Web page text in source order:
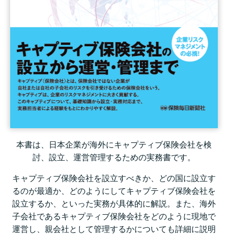
本書は、日本企業が海外にキャプティブ保険会社を検
討、設立、運営管理するための実務書です。
キャプティブ保険会社を設立すべきか、どの国に設立す
るのが最適か、どのようにしてキャプティブ保険会社を
設立するか、といった実務が具体的に解説。また、海外
子会社であるキャプティブ保険会社をどのように現地で
運営し、親会社として管理するかについても詳細に説明